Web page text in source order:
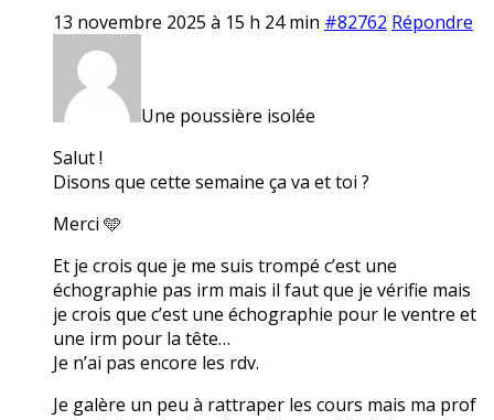
13 novembre 2025 à 15 h 24 min #82762 Répondre
Une poussière isolée
Salut !
Disons que cette semaine ça va et toi ?
Merci 🩵
Et je crois que je me suis trompé c’est une
échographie pas irm mais il faut que je vérifie mais
je crois que c’est une échographie pour le ventre et
une irm pour la tête…
Je n’ai pas encore les rdv.
Je galère un peu à rattraper les cours mais ma prof